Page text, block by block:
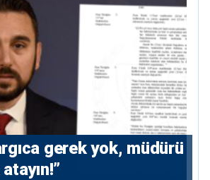
gerek yok, müdürü